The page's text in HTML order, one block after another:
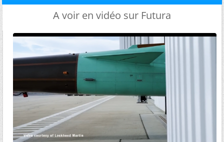
A voir en vidéo sur Futura